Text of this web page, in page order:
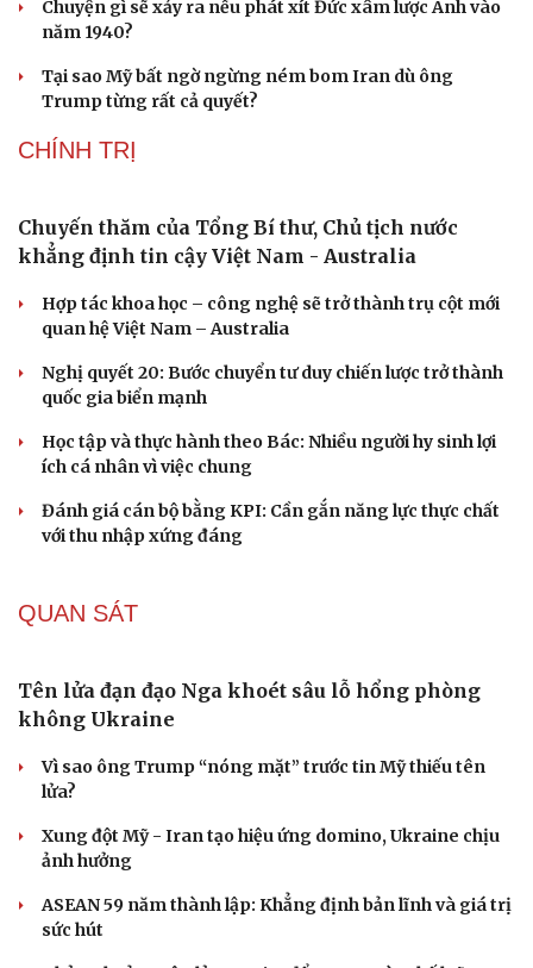
Tên lửa đạn đạo Nga khoét sâu lỗ hổng phòng
không Ukraine
Vì sao ông Trump “nóng mặt” trước tin Mỹ thiếu tên
lửa?
ASEAN 59 năm thành lập: Khẳng định bản lĩnh và giá trị
Khủng hoảng tên lửa Patriot đẩy NATO vào thế lưỡng
nan chiến lược
CUỘC SỐNG ĐÓ ĐÂY
Tòa án Israel cấm sử dụng cá sấu để canh giữ nhà
tù giam khủng bố
Người di cư ngã gục sau khi bơi từ Ma Rốc sang Ceuta
“đội lốt” tem hoạt hình
thuyết pháp đầu tiên
Trung Quốc đạt đột phá trong phát triển lúa lai vô tính
HỒ SƠ
Thực hư việc Mỹ cạn kiệt kho tên lửa đắt tiền
Lý do ông Trump được xem là tư lệnh chiến lược hiệu
quả